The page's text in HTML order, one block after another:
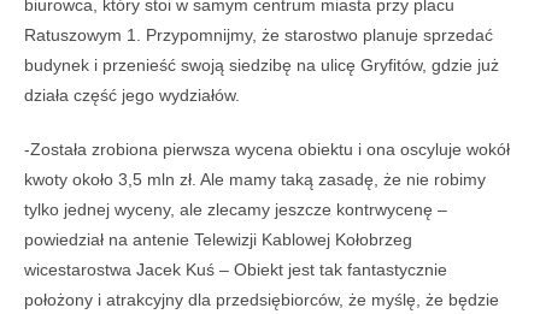
biurowca, który stoi w samym centrum miasta przy placu
Ratuszowym 1. Przypomnijmy, że starostwo planuje sprzedać
budynek i przenieść swoją siedzibę na ulicę Gryfitów, gdzie już
działa część jego wydziałów.
-Została zrobiona pierwsza wycena obiektu i ona oscyluje wokół
kwoty około 3,5 mln zł. Ale mamy taką zasadę, że nie robimy
tylko jednej wyceny, ale zlecamy jeszcze kontrwycenę –
powiedział na antenie Telewizji Kablowej Kołobrzeg
wicestarostwa Jacek Kuś – Obiekt jest tak fantastycznie
położony i atrakcyjny dla przedsiębiorców, że myślę, że będzie